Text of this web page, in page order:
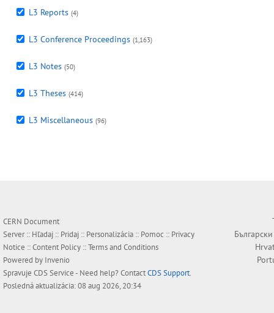
L3 Reports (4)
L3 Conference Proceedings (1,163)
L3 Notes (50)
L3 Theses (414)
L3 Miscellaneous (96)
CERN Document
Server :: Hľadaj :: Pridaj :: Personalizácia :: Pomoc :: Privacy
Notice ::Content Policy ::Terms and Conditions
Powered by Invenio
Spravuje CDS Service- Need help? ContactCDS Support.
Posledná aktualizácia: 08 aug 2026, 20:34
Български